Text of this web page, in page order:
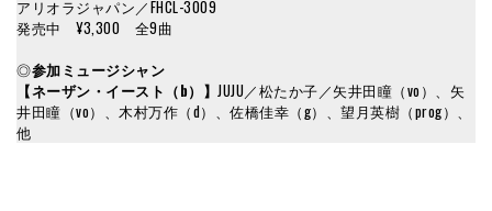
アリオラジャパン／FHCL-3009
発売中 ¥3,300 全9曲
◎参加ミュージシャン
【ネーザン・イースト（b）】 JUJU／松たか子／矢井田瞳（vo）、矢
井田瞳（vo）、木村万作（d）、佐橋佳幸（g）、望月英樹（prog）、
他